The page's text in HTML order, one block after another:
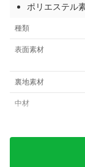
ポリエステル
種類
表面素材
裏地素材
中材